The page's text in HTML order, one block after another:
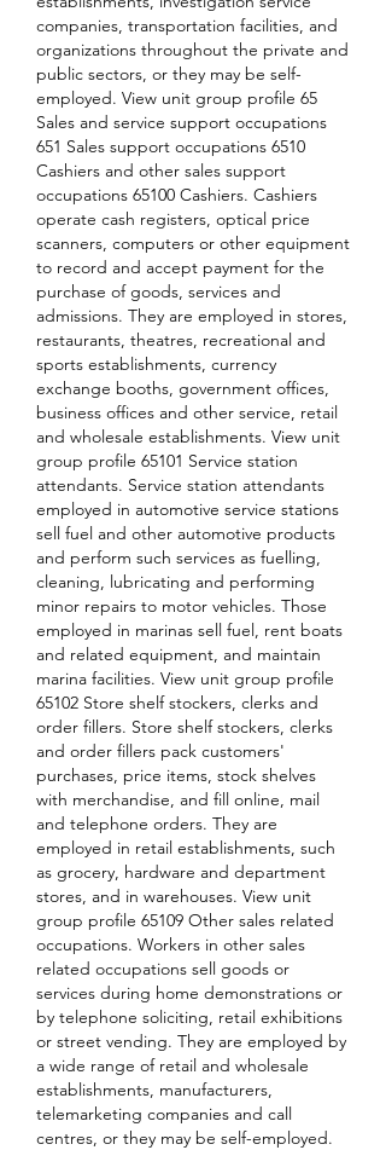
companies, transportation facilities, and
organizations throughout the private and
public sectors, or they may be self-
employed. View unit group profile 65
Sales and service support occupations
651 Sales support occupations 6510
Cashiers and other sales support
occupations 65100 Cashiers. Cashiers
operate cash registers, optical price
scanners, computers or other equipment
to record and accept payment for the
purchase of goods, services and
admissions. They are employed in stores,
restaurants, theatres, recreational and
sports establishments, currency
exchange booths, government offices,
business offices and other service, retail
and wholesale establishments. View unit
group profile 65101 Service station
attendants. Service station attendants
employed in automotive service stations
sell fuel and other automotive products
and perform such services as fuelling,
cleaning, lubricating and performing
minor repairs to motor vehicles. Those
employed in marinas sell fuel, rent boats
and related equipment, and maintain
marina facilities. View unit group profile
65102 Store shelf stockers, clerks and
order fillers. Store shelf stockers, clerks
and order fillers pack customers'
purchases, price items, stock shelves
with merchandise, and fill online, mail
and telephone orders. They are
employed in retail establishments, such
as grocery, hardware and department
stores, and in warehouses. View unit
group profile 65109 Other sales related
occupations. Workers in other sales
related occupations sell goods or
services during home demonstrations or
by telephone soliciting, retail exhibitions
or street vending. They are employed by
a wide range of retail and wholesale
establishments, manufacturers,
telemarketing companies and call
centres, or they may be self-employed.